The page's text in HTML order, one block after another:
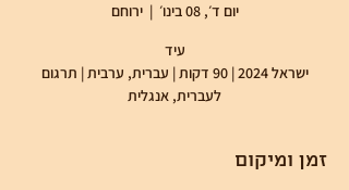
יום ד׳, 08 בינו׳
  |
ירוחם
ישראל 2024 | 90 דקות | עברית, ערבית | תרגום
לעברית, אנגלית
זמן ומיקום